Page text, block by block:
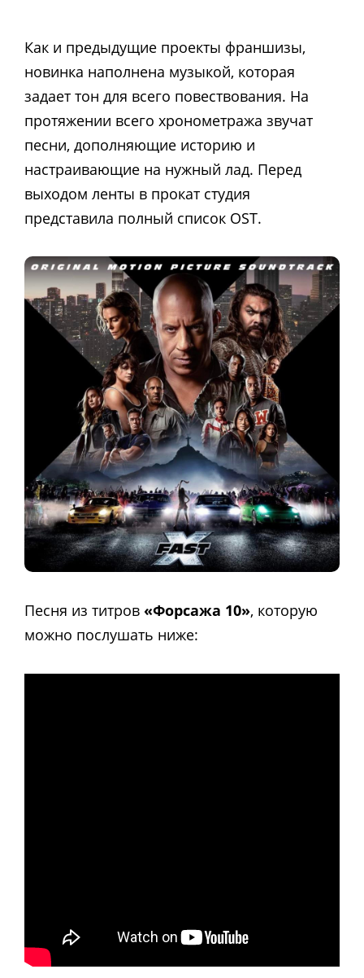
Как и предыдущие проекты франшизы,
новинка наполнена музыкой, которая
задает тон для всего повествования. На
протяжении всего хронометража звучат
песни, дополняющие историю и
настраивающие на нужный лад. Перед
выходом ленты в прокат студия
представила полный список OST.
Песня из титров «Форсажа 10», которую
можно послушать ниже: